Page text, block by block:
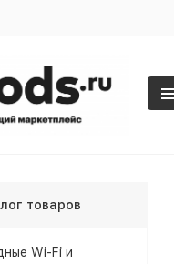
товаров
Wi-Fi и